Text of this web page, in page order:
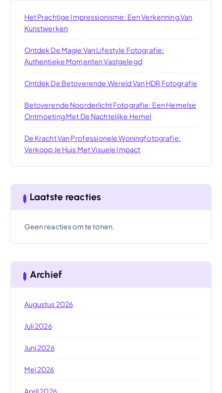
Het Prachtige Impressionisme: Een Verkenning Van
Kunstwerken
Ontdek De Magie Van Lifestyle Fotografie:
Authentieke Momenten Vastgelegd
Ontdek De Betoverende Wereld Van HDR Fotografie
Betoverende Noorderlicht Fotografie: Een Hemelse
Ontmoeting Met De Nachtelijke Hemel
De Kracht Van Professionele Woningfotografie:
Verkoop Je Huis Met Visuele Impact
Laatste reacties
Geen reacties om te tonen.
Archief
Augustus 2026
Juli 2026
Juni 2026
Mei 2026
April 2026